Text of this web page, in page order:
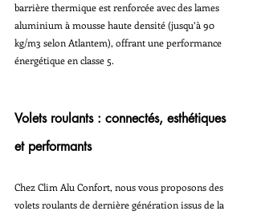
barrière thermique est renforcée avec des lames
aluminium à mousse haute densité (jusqu’à 90
kg/m3 selon Atlantem), offrant une performance
énergétique en classe 5.
Volets roulants : connectés, esthétiques
et performants
Chez Clim Alu Confort, nous vous proposons des
volets roulants de dernière génération issus de la